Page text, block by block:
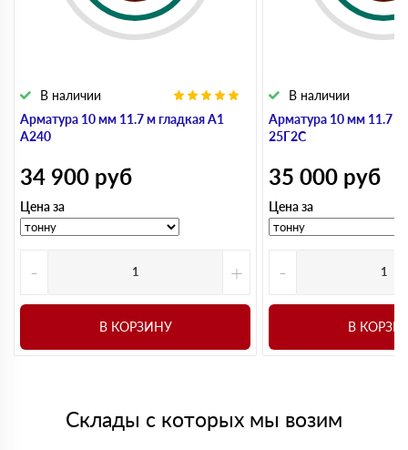
Арматура 10 мм 11.7 м гладкая А1
А240
В наличии
34 900 руб
Цена за
- +
В КОРЗИНУ
Арматура 10 мм 11.7 м
25Г2С
В наличии
35 000 руб
Цена за
-
В
Склады с которых мы возим